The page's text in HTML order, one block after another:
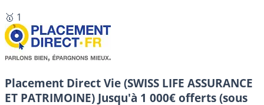
🥇 1
Placement Direct Vie (SWISS LIFE ASSURANCE
ET PATRIMOINE) Jusqu'à 1 000€ offerts (sous